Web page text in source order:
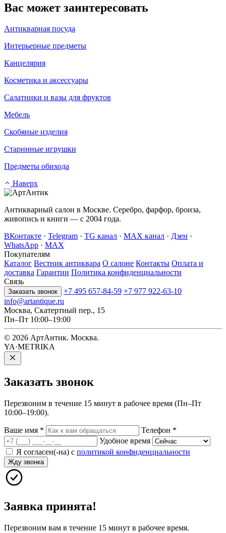
Вас может заинтересовать
Антикварная посуда
Интерьерные предметы
Канцелярия
Косметика и аксессуары
Салатники и вазы для фруктов
Мебель
Скобяные изделия
Старинные игрушки
Предметы обихода
Наверх
Антикварный салон в Москве. Серебро, фарфор, бронза,
живопись и книги — с 2004 года.
ВКонтакте · Telegram · TG канал · MAX канал · Дзен ·
WhatsApp · MAX
Покупателям
Каталог Вестник антиквара О салоне Контакты Оплата и
доставка Гарантии Политика конфиденциальности
Связь
Заказать звонок +7 495 657-84-59 +7 977 922-63-10
info@artantique.ru
Москва, Скатертный пер., 15
Пн–Пт 10:00–19:00
© 2026 АртАнтик. Москва.
YA·METRIKA
Заказать звонок
Перезвоним в течение 15 минут в рабочее время (Пн–Пт
10:00–19:00).
Ваше имя * Телефон *
Удобное время
Я согласен(-на) с политикой конфиденциальности
Жду звонка
Заявка принята!
Перезвоним вам в течение 15 минут в рабочее время.